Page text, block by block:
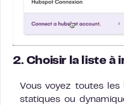
2. Choisir la liste à
Vous voyez toutes les
statiques ou